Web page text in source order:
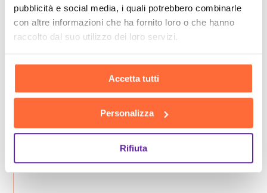
pubblicità e social media, i quali potrebbero combinarle
con altre informazioni che ha fornito loro o che hanno
raccolto dal suo utilizzo dei loro servizi.
Accetta tutti
Personalizza
Rifiuta